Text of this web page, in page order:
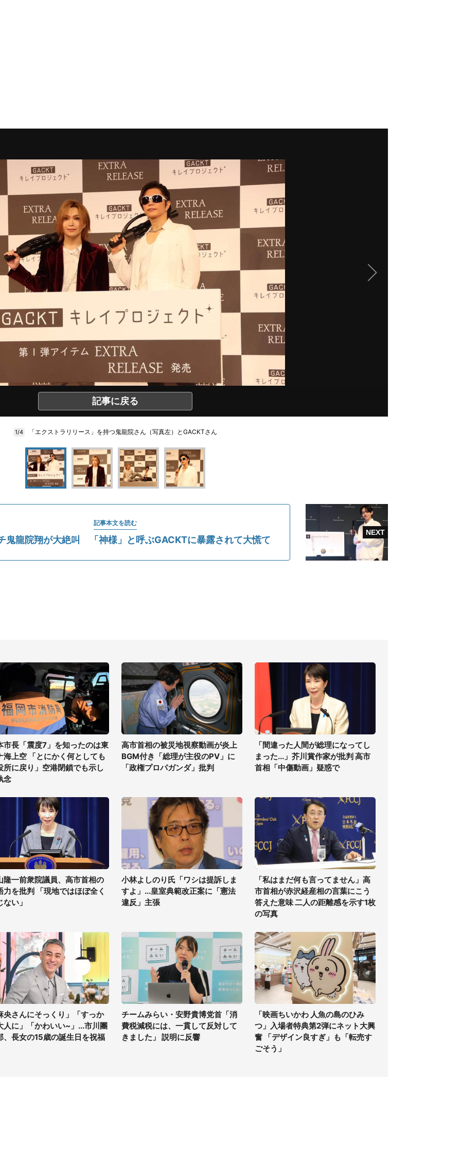
記事に戻る
1/4 「エクストラリリース」を持つ鬼龍院さん（写真左）とGACKTさん
記事本文を読む
鬼龍院翔が大絶叫 「神様」と呼ぶGACKTに暴露されて大慌て
市長「震度7」を知ったのは東
海上空 「とにかく何としても
所に戻り」空港閉鎖でも示し
念
高市首相の被災地視察動画が炎上
BGM付き「総理が主役のPV」に
「政権プロパガンダ」批判
「間違った人間が総理になってし
まった...」芥川賞作家が批判 高市
首相「中傷動画」疑惑で
隆一前衆院議員、高市首相の
力を批判 「現地ではほぼ全く
ない」
小林よしのり氏「ワシは提訴しま
すよ」...皇室典範改正案に「憲法
違反」主張
「私はまだ何も言ってません」高
市首相が赤沢経産相の言葉にこう
答えた意味 二人の距離感を示す1枚
の写真
央さんにそっくり」「すっか
人に」「かわいい~」...市川團
、長女の15歳の誕生日を祝福
チームみらい・安野貴博党首「消
費税減税には、一貫して反対して
きました」 説明に反響
「映画ちいかわ 人魚の島のひみ
つ」入場者特典第2弾にネット大興
奮 「デザイン良すぎ」も「転売す
ごそう」